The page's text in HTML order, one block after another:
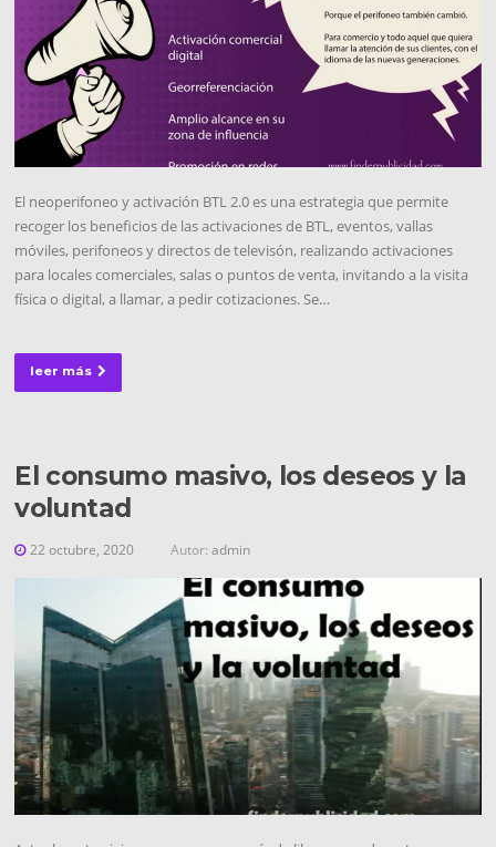
El neoperifoneo y activación BTL 2.0 es una estrategia que permite
recoger los beneficios de las activaciones de BTL, eventos, vallas
móviles, perifoneos y directos de televisón, realizando activaciones
para locales comerciales, salas o puntos de venta, invitando a la visita
física o digital, a llamar, a pedir cotizaciones. Se…
leer más
El consumo masivo, los deseos y la
voluntad
22 octubre, 2020 Autor:admin